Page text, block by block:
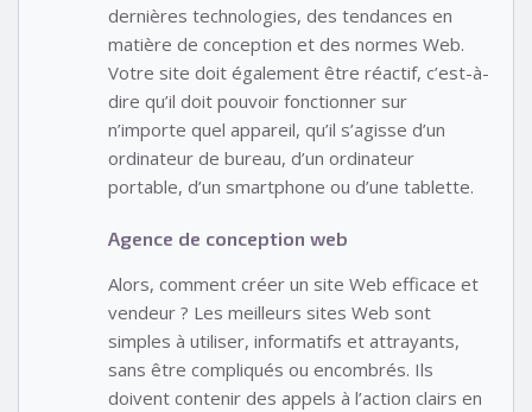
dernières technologies, des tendances en
matière de conception et des normes Web.
Votre site doit également être réactif, c’est-à-
dire qu’il doit pouvoir fonctionner sur
n’importe quel appareil, qu’il s’agisse d’un
ordinateur de bureau, d’un ordinateur
portable, d’un smartphone ou d’une tablette.
Agence de conception web
Alors, comment créer un site Web efficace et
vendeur ? Les meilleurs sites Web sont
simples à utiliser, informatifs et attrayants,
sans être compliqués ou encombrés. Ils
doivent contenir des appels à l’action clairs en